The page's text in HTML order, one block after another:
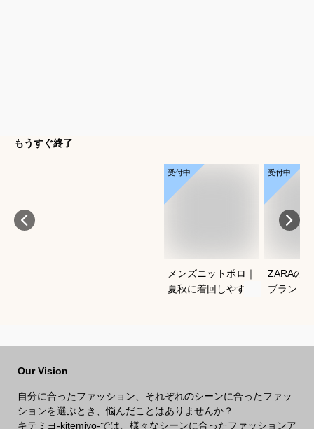
もうすぐ終了
受付中
メンズニットポロ｜
夏秋に着回しやすい
受付中
ZARAの
ブランド
Our Vision
自分に合ったファッション、それぞれのシーンに合ったファッ
ションを選ぶとき、悩んだことはありませんか？
キテミヨ-kitemiyo-では、様々なシーンに合ったファッションア